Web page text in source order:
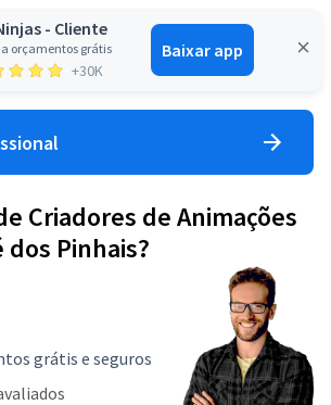
- Cliente
orçamentos grátis
+30K
Baixar app
Entrar
Criadores de Animações
dos Pinhais?
grátis e seguros